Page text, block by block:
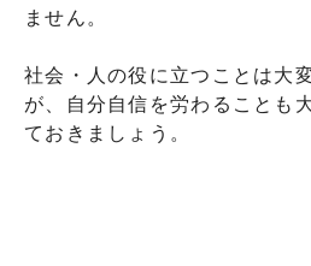
ません。
社会・人の役に立つことは大
が、自分自信を労わることも
ておきましょう。